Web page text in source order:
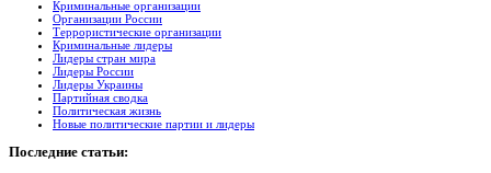
Криминальные организации
Организации России
Террористические организации
Криминальные лидеры
Лидеры стран мира
Лидеры России
Лидеры Украины
Партийная сводка
Политическая жизнь
Новые политические партии и лидеры
Последние статьи: